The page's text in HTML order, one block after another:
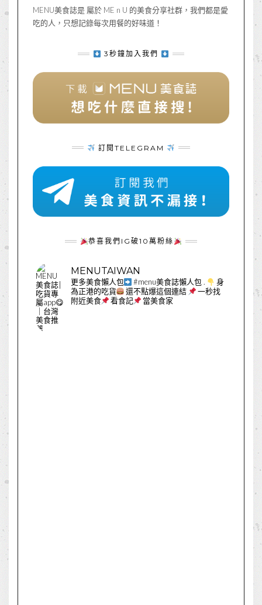
MENU美食誌是 屬於 ME n U 的美食分享社群，我們都是愛
吃的人，只想記錄每次用餐的好味道！
3秒鐘加入我們
訂閱TELEGRAM
恭喜我們IG破10萬粉絲
MENUTAIWAN
更多美食懶人包 #menu美食誌懶人包.
身
為正港的吃貨
還不點爆這個連結
一秒找
附近美食
看食記 當美食家